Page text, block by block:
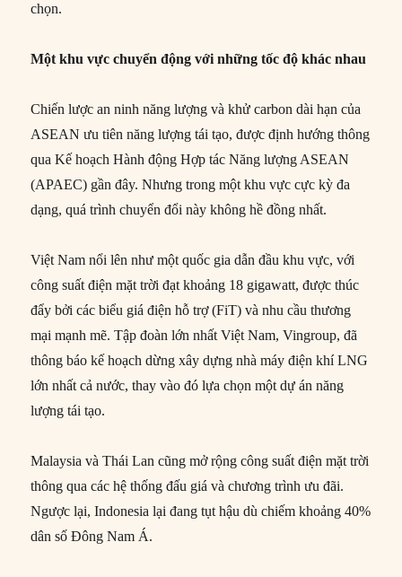
chọn.
Một khu vực chuyển động với những tốc độ khác nhau
Chiến lược an ninh năng lượng và khử carbon dài hạn của
ASEAN ưu tiên năng lượng tái tạo, được định hướng thông
qua Kế hoạch Hành động Hợp tác Năng lượng ASEAN
(APAEC) gần đây. Nhưng trong một khu vực cực kỳ đa
dạng, quá trình chuyển đổi này không hề đồng nhất.
Việt Nam nổi lên như một quốc gia dẫn đầu khu vực, với
công suất điện mặt trời đạt khoảng 18 gigawatt, được thúc
đẩy bởi các biểu giá điện hỗ trợ (FiT) và nhu cầu thương
mại mạnh mẽ. Tập đoàn lớn nhất Việt Nam, Vingroup, đã
thông báo kế hoạch dừng xây dựng nhà máy điện khí LNG
lớn nhất cả nước, thay vào đó lựa chọn một dự án năng
lượng tái tạo.
Malaysia và Thái Lan cũng mở rộng công suất điện mặt trời
thông qua các hệ thống đấu giá và chương trình ưu đãi.
Ngược lại, Indonesia lại đang tụt hậu dù chiếm khoảng 40%
dân số Đông Nam Á.